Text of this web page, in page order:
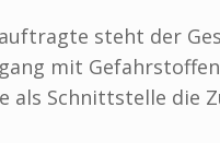
steht der
mit
als Schnittstelle die